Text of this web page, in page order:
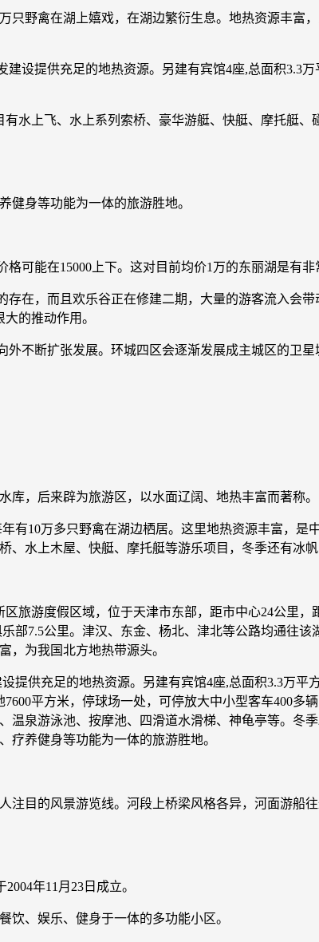
只野禽在湖上嬉戏，在湖边繁衍生息。地热资源丰富
设提供充足的地热资源。另建有宾馆4座,总面积3.3
水上飞、水上系列索桥、豪华游艇、快艇、摩托艇
健身等功能为一体的旅游胜地。
可能在15000上下。这对目前均价1万的东丽湖是有
在，而且欢乐谷正在修建二期，大量的游客流入会
的推动作用。
不断扩张发展。环城四区会逐渐发展成主城区的卫
，后来辟为旅游区，以水面辽阔、地热丰富而著称。
有10万多只野禽在湖边栖居。这里地热资源丰富，
水上木屋、快艇、摩托艇等游乐项目，冬季还有冰帆
旅游度假区域，位于天津市东部，距市中心24公里
部7.5公里。津汉、东金、杨北、津北等公路均通往
，为我国北方地热带源头。
提供充足的地热资源。另建有宾馆4座,总面积3.3万
平方米，停球场一处，可停放大中小型客车400多
泉游泳池、按摩池、四滑道水滑梯、神龟亭等。冬
疗养健身等功能为一体的旅游胜地。
目的风景游览线。河段上桥梁风格各异，河面游船
年11月23日成立。
饮、娱乐、健身于一体的多功能小区。